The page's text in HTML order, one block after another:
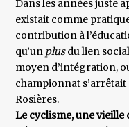
Dans les années juste
existait comme
contribution à
qu’un plusdu lien
moyen d’intégration,
championnat s’arrêtait
Rosières.
Le cyclisme, une vieille